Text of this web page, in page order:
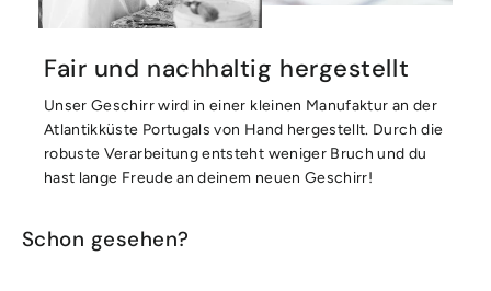
Fair und nachhaltig hergestellt
Unser Geschirr wird in einer kleinen Manufaktur an der
Atlantikküste Portugals von Hand hergestellt. Durch die
robuste Verarbeitung entsteht weniger Bruch und du
hast lange Freude an deinem neuen Geschirr!
Schon gesehen?